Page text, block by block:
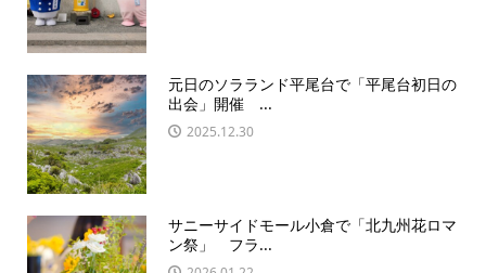
元日のソラランド平尾台で「平尾台初日の
出会」開催 ...
2025.12.30
サニーサイドモール小倉で「北九州花ロマ
ン祭」 フラ...